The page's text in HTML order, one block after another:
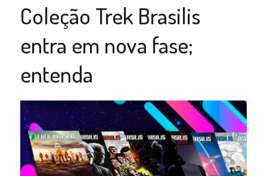
Coleção Trek Brasilis
entra em nova fase;
entenda